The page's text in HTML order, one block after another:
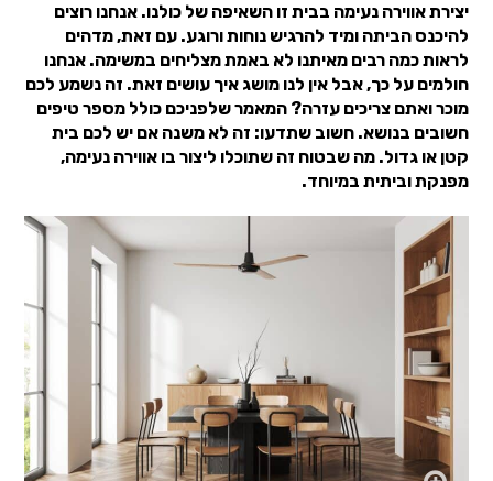
יצירת אווירה נעימה בבית זו השאיפה של כולנו. אנחנו רוצים
להיכנס הביתה ומיד להרגיש נוחות ורוגע. עם זאת, מדהים
לראות כמה רבים מאיתנו לא באמת מצליחים במשימה. אנחנו
חולמים על כך, אבל אין לנו מושג איך עושים זאת. זה נשמע לכם
מוכר ואתם צריכים עזרה? המאמר שלפניכם כולל מספר טיפים
חשובים בנושא. חשוב שתדעו: זה לא משנה אם יש לכם בית
קטן או גדול. מה שבטוח זה שתוכלו ליצור בו אווירה נעימה,
מפנקת וביתית במיוחד.